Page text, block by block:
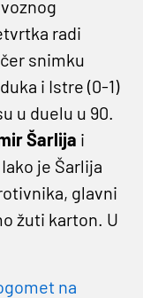
radi
snimku
i Istre (0-1)
u duelu u 90.
Šarlija i
je Šarlija
glavni
žuti karton. U
na